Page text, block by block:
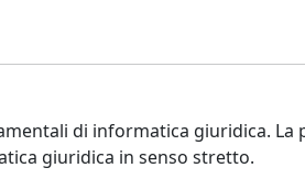
di informatica giuridica. La
giuridica in senso stretto.